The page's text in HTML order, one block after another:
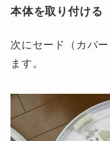
本体を取り付ける
次にセード（カバ
ます。